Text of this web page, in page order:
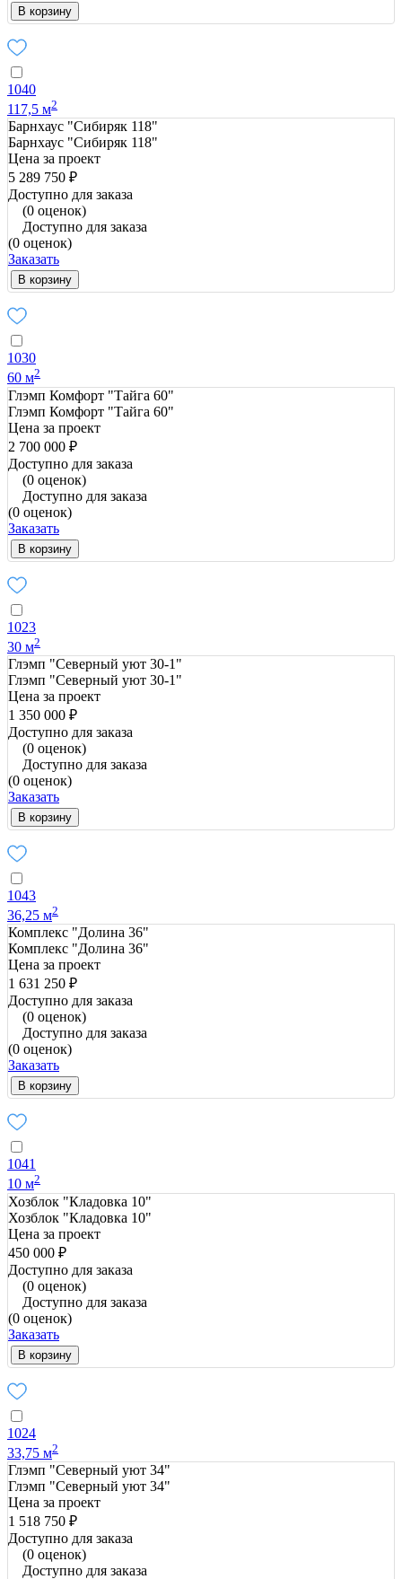
В корзину
1040
117,5 м2
Барнхаус "Сибиряк 118"
Барнхаус "Сибиряк 118"
Цена за проект
5 289 750 ₽
Доступно для заказа
(0 оценок)
Доступно для заказа
(0 оценок)
Заказать
В корзину
1030
60 м2
Глэмп Комфорт "Тайга 60"
Глэмп Комфорт "Тайга 60"
Цена за проект
2 700 000 ₽
Доступно для заказа
(0 оценок)
Доступно для заказа
(0 оценок)
Заказать
В корзину
1023
30 м2
Глэмп "Северный уют 30-1"
Глэмп "Северный уют 30-1"
Цена за проект
1 350 000 ₽
Доступно для заказа
(0 оценок)
Доступно для заказа
(0 оценок)
Заказать
В корзину
1043
36,25 м2
Комплекс "Долина 36"
Комплекс "Долина 36"
Цена за проект
1 631 250 ₽
Доступно для заказа
(0 оценок)
Доступно для заказа
(0 оценок)
Заказать
В корзину
1041
10 м2
Хозблок "Кладовка 10"
Хозблок "Кладовка 10"
Цена за проект
450 000 ₽
Доступно для заказа
(0 оценок)
Доступно для заказа
(0 оценок)
Заказать
В корзину
1024
33,75 м2
Глэмп "Северный уют 34"
Глэмп "Северный уют 34"
Цена за проект
1 518 750 ₽
Доступно для заказа
(0 оценок)
Доступно для заказа